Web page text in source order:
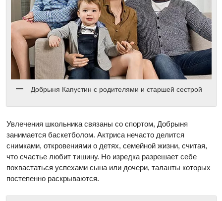
Добрыня Капустин с родителями и старшей сестрой
Увлечения школьника связаны со спортом, Добрыня
занимается баскетболом. Актриса нечасто делится
снимками, откровениями о детях, семейной жизни, считая,
что счастье любит тишину. Но изредка разрешает себе
похвастаться успехами сына или дочери, таланты которых
постепенно раскрываются.